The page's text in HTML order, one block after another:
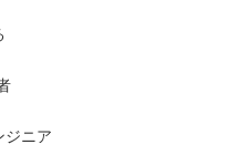
ジニア